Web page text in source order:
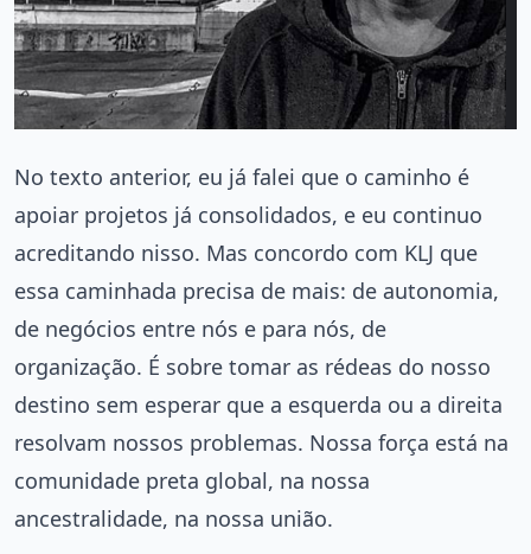
No texto anterior, eu já falei que o caminho é
apoiar projetos já consolidados, e eu continuo
acreditando nisso. Mas concordo com KLJ que
essa caminhada precisa de mais: de autonomia,
de negócios entre nós e para nós, de
organização. É sobre tomar as rédeas do nosso
destino sem esperar que a esquerda ou a direita
resolvam nossos problemas. Nossa força está na
comunidade preta global, na nossa
ancestralidade, na nossa união.